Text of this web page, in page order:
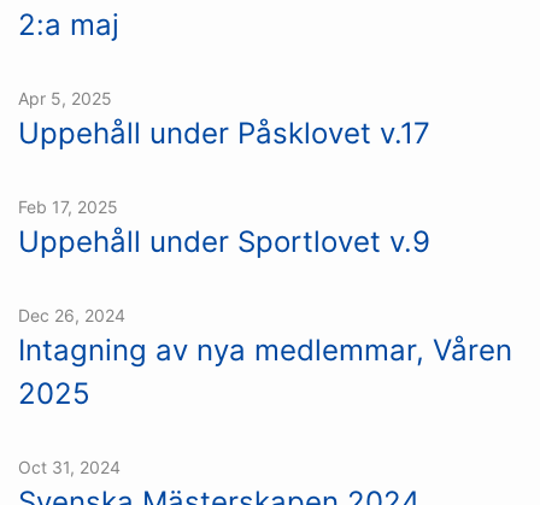
2:a maj
Apr 5, 2025
Uppehåll under Påsklovet v.17
Feb 17, 2025
Uppehåll under Sportlovet v.9
Dec 26, 2024
Intagning av nya medlemmar, Våren
2025
Oct 31, 2024